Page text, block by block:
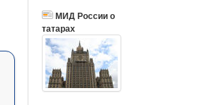
МИД России о
татарах